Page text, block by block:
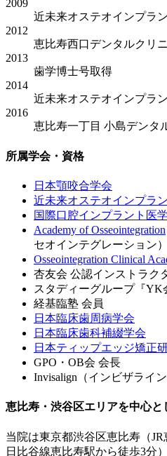
2009
近未来オステオインプラ
2012
恵比寿西口デンタルクリ
2013
歯学博士号取得
2014
近未来オステオインプラ
2016
恵比寿一丁目 小島デンタ
所属学会・資格
日本顎咬合学会
近未来オステオインプラ
国際口腔インプラント医
Academy of Osseointegration
セオインテグレーション）
Osseointegration Clinical
杏友会 公認インストラク
スタディーグループ『YK
経基臨塾 会員
日本臨床歯周病学会
日本臨床歯科補綴学会
日本ティップエッジ矯正
GPO・OB会 会長
Invisalign（インビザライ
恵比寿・渋谷区エリアを中心と
当院は東京都渋谷区恵比寿（
日比谷線恵比寿駅から徒歩3分